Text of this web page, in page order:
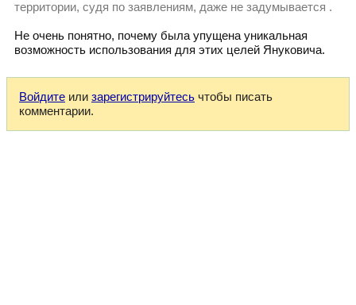
территории, судя по заявлениям, даже не задумывается .
Не очень понятно, почему была упущена уникальная
возможность использования для этих целей Януковича.
Войдите или зарегистрируйтесь чтобы писать
комментарии.